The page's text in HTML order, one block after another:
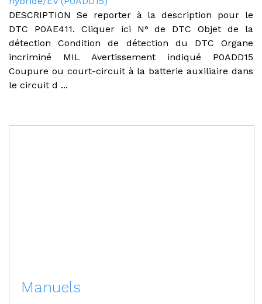
DESCRIPTION Se reporter à la description pour le
DTC P0AE411. Cliquer ici N° de DTC Objet de la
détection Condition de détection du DTC Organe
incriminé MIL Avertissement indiqué P0ADD15
Coupure ou court-circuit à la batterie auxiliaire dans
le circuit d ...
Manuels